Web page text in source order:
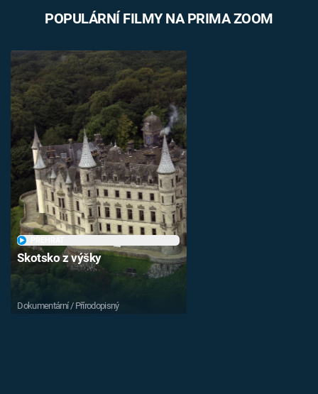
POPULÁRNÍ FILMY NA PRIMA ZOOM
Skotsko z výšky
Dokumentární / Přírodopisný